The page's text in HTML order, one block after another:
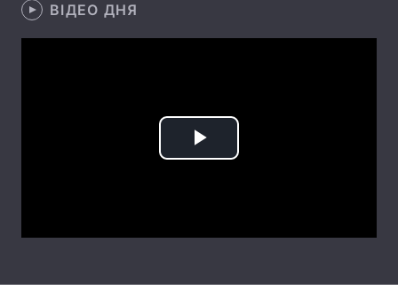
Статті
Думки
Контакти
ВІДЕО ДНЯ
Play